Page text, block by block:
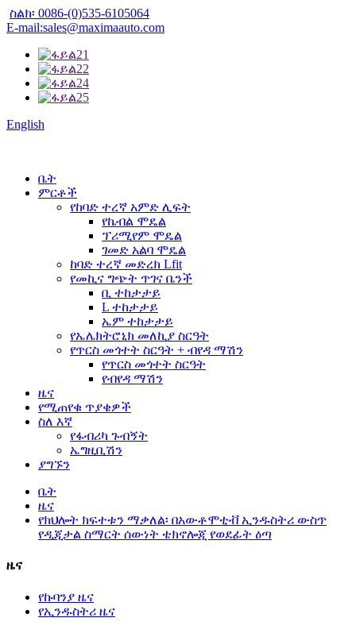
ስልክ፡ 0086-(0)535-6105064
E-mail:sales@maximaauto.com
English
ቤት
ምርቶች
የከባድ ተረኛ አምድ ሊፍት
የኬብል ሞዴል
ፕሪሚየም ሞዴል
ገመድ አልባ ሞዴል
ከባድ ተረኛ መድረክ Lfit
የመኪና ግጭት ጥገና ቤንች
ቢ ተከታታይ
L ተከታታይ
ኤም ተከታታይ
የኤሌክትሮኒክ መለኪያ ስርዓት
የጥርስ መጎተት ስርዓት + ብየዳ ማሽን
የጥርስ መጎተት ስርዓት
የብየዳ ማሽን
ዜና
የሚጠየቁ ጥያቄዎች
ስለ እኛ
የፋብሪካ ጉብኝት
ኤግዚቢሽን
ያግኙን
ቤት
ዜና
የክህሎት ክፍተቱን ማቃለል፡ በአውቶሞቲቭ ኢንዱስትሪ ውስጥ
የዲጂታል ስማርት ሰውነት ቴክኖሎጂ የወደፊት ዕጣ
ዜና
የኩባንያ ዜና
የኢንዱስትሪ ዜና